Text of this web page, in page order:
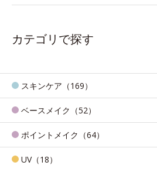
カテゴリで探す
スキンケア（169）
ベースメイク（52）
ポイントメイク（64）
UV（18）